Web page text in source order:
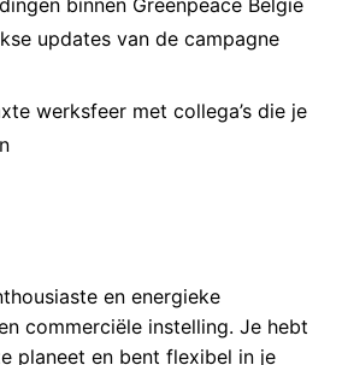
binnen Greenpeace België
updates van de campagne
werksfeer met collega’s die je
en energieke
commerciële instelling. Je hebt
planeet en bent flexibel in je